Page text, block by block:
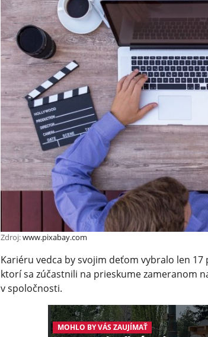
Zdroj:www.pixabay.com
Kariéru vedca by svojim deťom vybralo len
ktorí sa zúčastnili na prieskume zameranom
v spoločnosti.
MOHLO BY VÁS ZAUJÍMAŤ